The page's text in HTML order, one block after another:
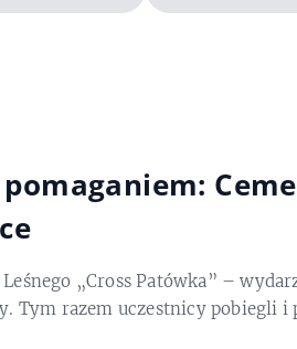
„Cross Patówka” –
Tym razem uczestnicy pobiegli i